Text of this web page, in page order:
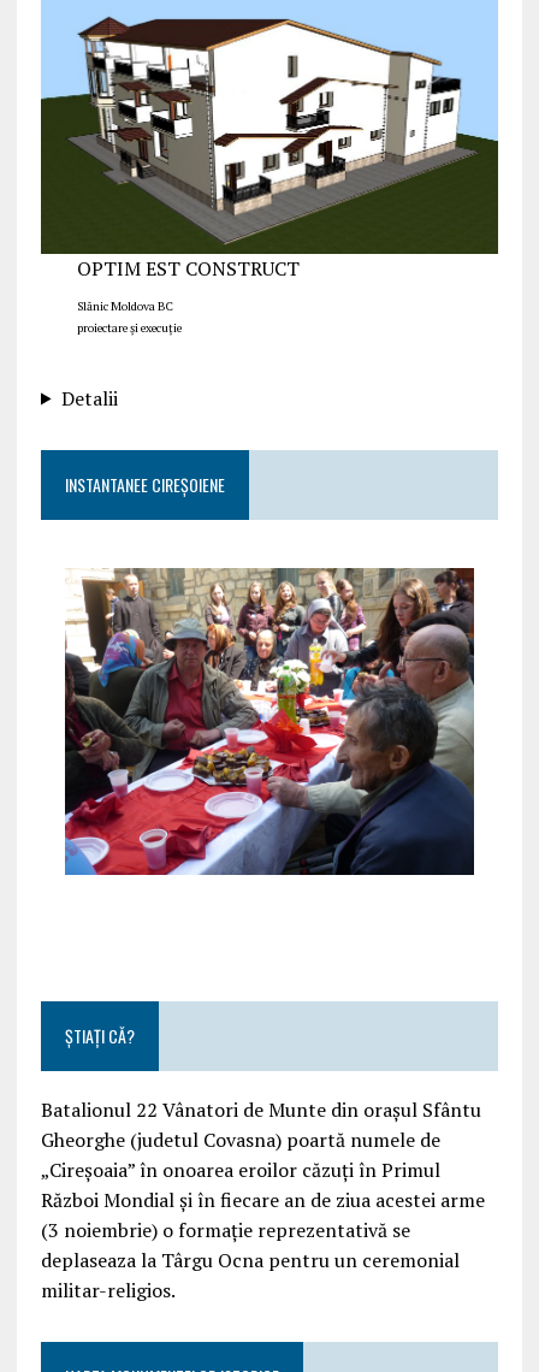
OPTIM EST CONSTRUCT
Slănic Moldova BC
proiectare și execuție
Detalii
INSTANTANEE CIREȘOIENE
ȘTIAȚI CĂ?
Batalionul 22 Vânatori de Munte din orașul Sfântu
Gheorghe (judetul Covasna) poartă numele de
„Cireșoaia” în onoarea eroilor căzuți în Primul
Război Mondial și în fiecare an de ziua acestei arme
(3 noiembrie) o formație reprezentativă se
deplaseaza la Târgu Ocna pentru un ceremonial
militar-religios.